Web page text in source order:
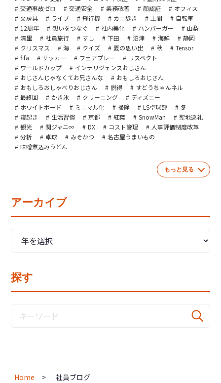
交通事故ゼロ
交通安全 業務改善 顔認証
オフィス
文房具
ライブ 飛行機 カニ歩き 土間
自転車
12周年
想いをつなぐ 社内美化 ハンバーガー
山梨
清里
社員旅行 すし 下田 沼津 海鮮
静岡
クリスマス
海 クイズ 夏の思い出 秋
Tensor
fifa
サッカー フェアプレー
リスペクト
ワールドカップ
インテリジェンスおじさん
おじさんじゃなくてお兄さんな
おもしろおじさん
おもしろおしゃべりおじさん
説得
すどうちゃんネル
最終回
かき氷 クリーニング
ディズニー
ホワイトボード
ミニマル化 掃除 LS卓球部
冬
寝起き
生活習慣 京都 紅葉 SnowMan
聖地巡礼
観光
関ジャニ∞ DX コスト管理
人事評価制度改革
分析
卓球 みそかつ
名古屋うまいもの
味噌煮込みうどん
もっと見る
アーカイブ
探す
Home 社員ブログ